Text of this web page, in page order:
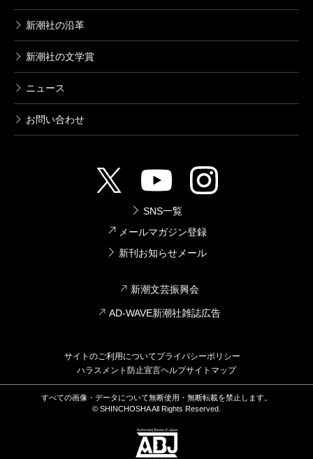
新潮社の沿革
新潮社の文学賞
ニュース
お問い合わせ
SNS一覧
メールマガジン登録
新刊お知らせメール
新潮文芸振興会
AD-WAVE新潮社雑誌広告
サイトのご利用についてプライバシーポリシー
ハラスメント防止宣言ヘルプサイトマップ
すべての画像・データについて無断使用・無断転載を禁止します。
© SHINCHOSHA All Rights Reserved.